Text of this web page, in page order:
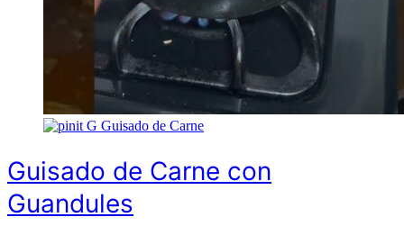
G Guisado de Carne
Guisado de Carne con
Guandules